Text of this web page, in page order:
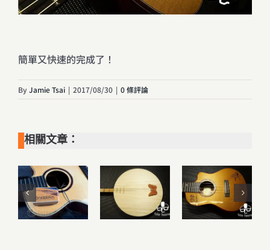
簡單又快速的完成了！
ByJamie Tsai | 2017/08/30 | 0 條評論
相關文章：